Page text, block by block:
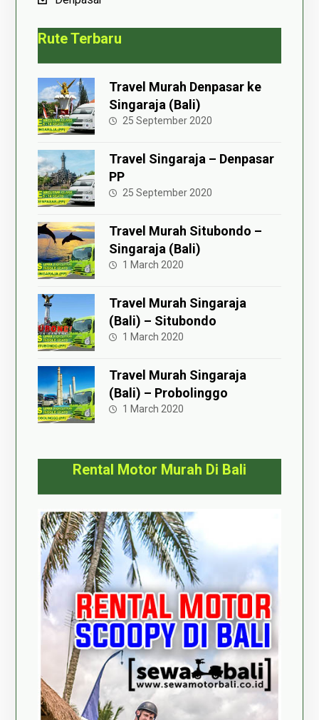
Rute Terbaru
Travel Murah Denpasar ke
Singaraja (Bali)
25 September 2020
Travel Singaraja – Denpasar
PP
25 September 2020
Travel Murah Situbondo –
Singaraja (Bali)
1 March 2020
Travel Murah Singaraja
(Bali) – Situbondo
1 March 2020
Travel Murah Singaraja
(Bali) – Probolinggo
1 March 2020
Rental Motor Murah Di Bali